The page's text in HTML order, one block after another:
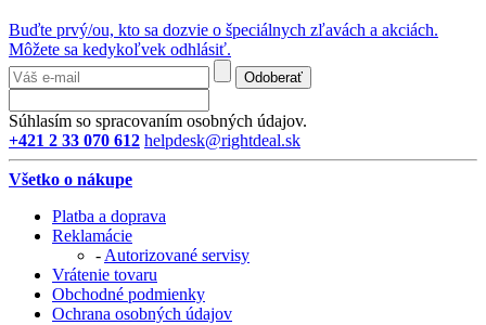
Buďte prvý/ou, kto sa dozvie o špeciálnych zľavách a akciách.
Môžete sa kedykoľvek odhlásiť.
Odoberať
Súhlasím so spracovaním osobných údajov.
+421 2 33 070 612 helpdesk@rightdeal.sk
Všetko o nákupe
Platba a doprava
Reklamácie
- Autorizované servisy
Vrátenie tovaru
Obchodné podmienky
Ochrana osobných údajov